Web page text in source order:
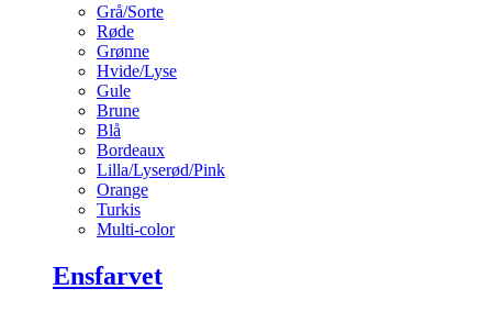
Grå/Sorte
Røde
Grønne
Hvide/Lyse
Gule
Brune
Blå
Bordeaux
Lilla/Lyserød/Pink
Orange
Turkis
Multi-color
Ensfarvet